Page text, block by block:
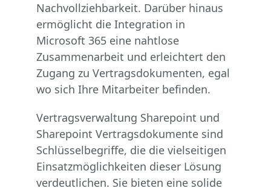
Nachvollziehbarkeit. Darüber hinaus
ermöglicht die Integration in
Microsoft 365 eine nahtlose
Zusammenarbeit und erleichtert den
Zugang zu Vertragsdokumenten, egal
wo sich Ihre Mitarbeiter befinden.
Vertragsverwaltung Sharepoint und
Sharepoint Vertragsdokumente sind
Schlüsselbegriffe, die die vielseitigen
Einsatzmöglichkeiten dieser Lösung
verdeutlichen. Sie bieten eine solide